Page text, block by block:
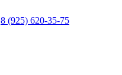
8 (925) 620-35-75